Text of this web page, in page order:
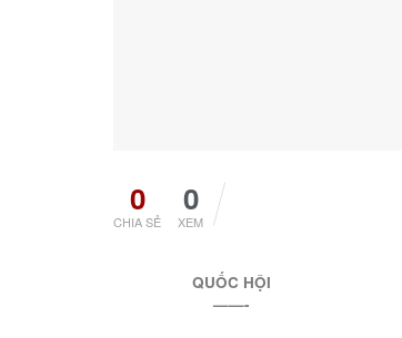
0
CHIA SẺ
0
XEM
QUỐC HỘI
——-